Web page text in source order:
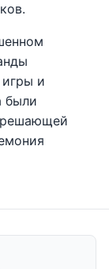
и
были
решающей